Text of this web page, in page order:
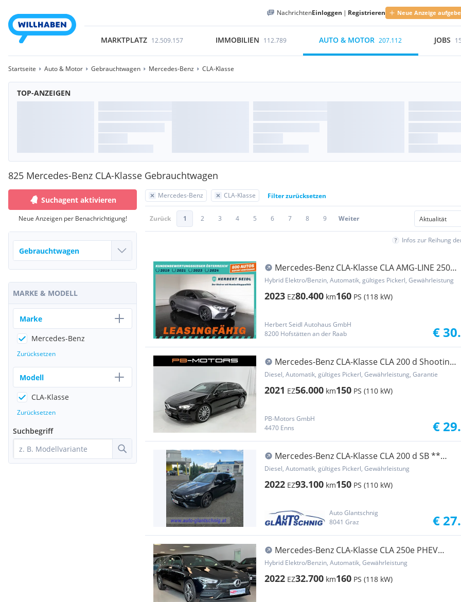
NachrichtenEinloggen | Registrieren Neue Anzeige
MARKTPLATZ 12.509.157 IMMOBILIEN 112.789 AUTO & MOTOR 207.112 JOBS
Startseite Auto & Motor Gebrauchtwagen Mercedes-Benz CLA-Klasse
TOP-ANZEIGEN
825 Mercedes-Benz CLA-Klasse Gebrauchtwagen
Mercedes-Benz CLA-Klasse Filter zurücksetzen
Zurück 1 2 3 4 5 6 7 8 9 Weiter
Infos zur Reihung
Mercedes-Benz CLA-Klasse CLA AMG-LINE 250e
PHEV Aut. *HIGH PERF LED / 18...
Hybrid Elektro/Benzin, Automatik, gültiges Pickerl, Gewährleistung
2023 EZ80.400 km160 PS (118 kW)
Herbert Seidl Autohaus GmbH
8200 Hofstätten an der Raab
€
Mercedes-Benz CLA-Klasse CLA 200 d Shooting
Brake Aut. AMG-Line 19" LED ...
Diesel, Automatik, gültiges Pickerl, Gewährleistung, Garantie
2021 EZ56.000 km150 PS (110 kW)
PB-Motors GmbH
4470 Enns
€
Mercedes-Benz CLA-Klasse CLA 200 d SB **
AMG Line * Night Paket * 1. Bes...
Diesel, Automatik, gültiges Pickerl, Gewährleistung
2022 EZ93.100 km150 PS (110 kW)
Auto Glantschnig
8041 Graz
€
Mercedes-Benz CLA-Klasse CLA 250e PHEV
Shooting Brake Aut.
Hybrid Elektro/Benzin, Automatik, Gewährleistung
2022 EZ32.700 km160 PS (118 kW)
Suchagent aktivieren
Neue Anzeigen per Benachrichtigung!
MARKE & MODELL
Marke
Mercedes-Benz
Zurücksetzen
Modell
CLA-Klasse
Zurücksetzen
Suchbegriff